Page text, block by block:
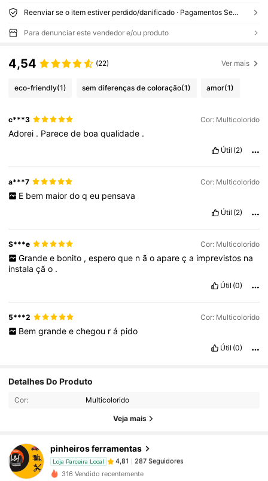
Reenviar se o item estiver perdido/danificado · Pagamentos Seguros · Proteção de privacidade
Para denunciar este vendedor e/ou produto
4,54 (22) Ver mais
eco-friendly(1) sem diferenças de coloração(1) amor(1)
c***3 Cor: Multicolorido
Adorei . Parecede boaqualidade .
Útil (2)
a***7 Cor: Multicolorido
E bem maior do q eu pensava
Útil (2)
S***e Cor: Multicolorido
Grande e bonito , espero que n ã o apare ç a imprevistos na
instalação .
Útil (0)
5***2 Cor: Multicolorido
Bem grande e chegou r á pido
Útil (0)
Detalhes Do Produto
Cor: Multicolorido
Veja mais
pinheiros ferramentas
Loja Parceira Local
4,81
287 Seguidores
5***3pago1 dia atrás
316 Vendido recentemente